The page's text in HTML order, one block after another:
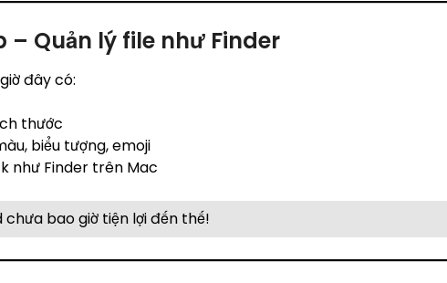
– Quản lý file như Finder
đây có:
thước
biểu tượng, emoji
như Finder trên Mac
chưa bao giờ tiện lợi đến thế!